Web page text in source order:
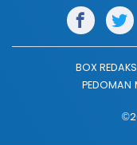
BOX
PEDOMAN